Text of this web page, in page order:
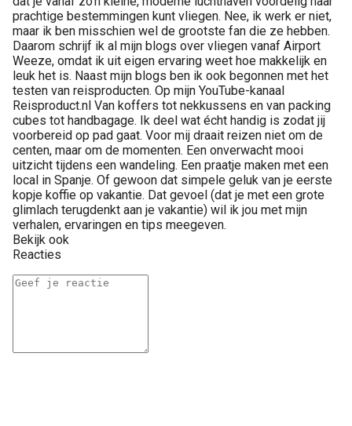
prachtige bestemmingen kunt vliegen. Nee, ik werk er niet,
maar ik ben misschien wel de grootste fan die ze hebben.
Daarom schrijf ik al mijn blogs over vliegen vanaf Airport
Weeze, omdat ik uit eigen ervaring weet hoe makkelijk en
leuk het is. Naast mijn blogs ben ik ook begonnen met het
testen van reisproducten. Op mijn YouTube-kanaal
Reisproduct.nl Van koffers tot nekkussens en van packing
cubes tot handbagage. Ik deel wat écht handig is zodat jij
voorbereid op pad gaat. Voor mij draait reizen niet om de
centen, maar om de momenten. Een onverwacht mooi
uitzicht tijdens een wandeling. Een praatje maken met een
local in Spanje. Of gewoon dat simpele geluk van je eerste
kopje koffie op vakantie. Dat gevoel (dat je met een grote
glimlach terugdenkt aan je vakantie) wil ik jou met mijn
verhalen, ervaringen en tips meegeven.
Bekijk ook
Reacties